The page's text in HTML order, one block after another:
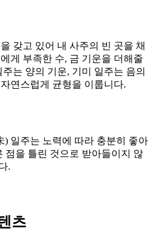
갖고 있어 내 사주의 빈 곳을 채
게 부족한 수, 금 기운을 더해줄
는 양의 기운, 기미 일주는 음의
연스럽게 균형을 이룹니다.
) 일주는 노력에 따라 충분히 좋아
점을 틀린 것으로 받아들이지 않
.
츠